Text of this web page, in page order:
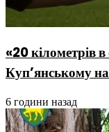
«20 кілометрів
Куп’янському
6 години назад